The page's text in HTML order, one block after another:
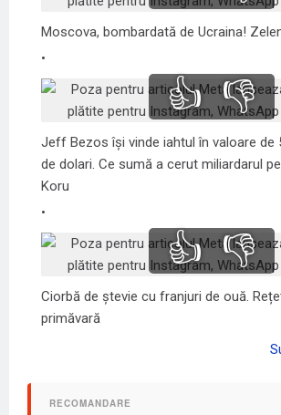
Moscova, bombardată de Ucraina!
👍 👎
Jeff Bezos își vinde iahtul în valoare de
de dolari. Ce sumă a cerut miliardarul
Koru
👍 👎
Ciorbă de ștevie cu franjuri de ouă.
primăvară